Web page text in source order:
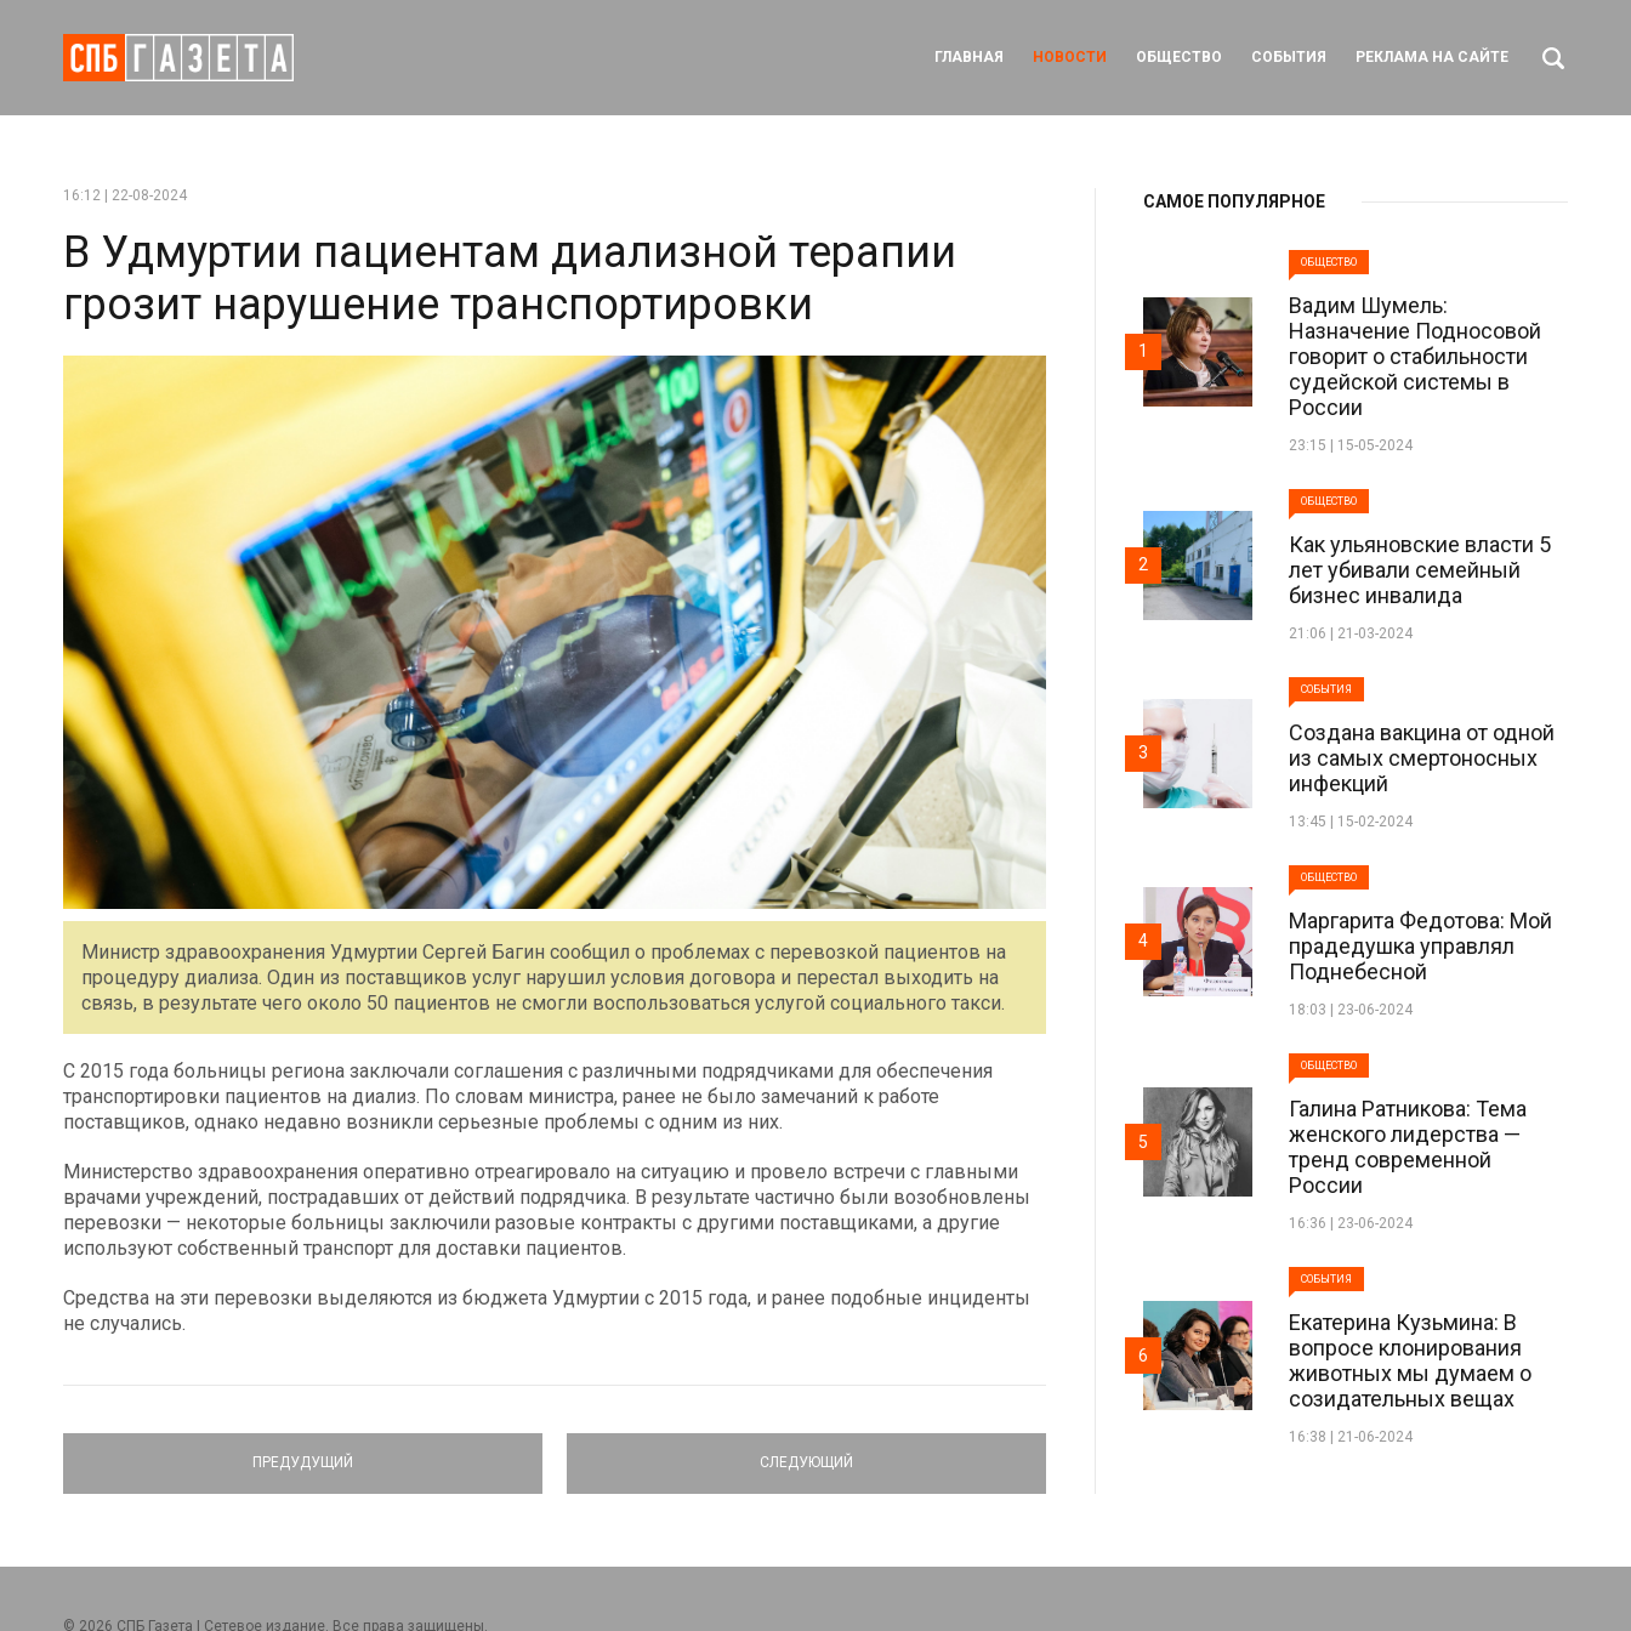
ГЛАВНАЯ НОВОСТИ ОБЩЕСТВО СОБЫТИЯ РЕКЛАМА НА САЙТЕ
16:12 | 22-08-2024
В Удмуртии пациентам диализной терапии
грозит нарушение транспортировки
Министр здравоохранения Удмуртии Сергей Багин сообщил о проблемах с перевозкой пациентов на
процедуру диализа. Один из поставщиков услуг нарушил условия договора и перестал выходить на
связь, в результате чего около 50 пациентов не смогли воспользоваться услугой социального такси.
С 2015 года больницы региона заключали соглашения с различными подрядчиками для обеспечения
транспортировки пациентов на диализ. По словам министра, ранее не было замечаний к работе
поставщиков, однако недавно возникли серьезные проблемы с одним из них.
Министерство здравоохранения оперативно отреагировало на ситуацию и провело встречи с главными
врачами учреждений, пострадавших от действий подрядчика. В результате частично были возобновлены
перевозки — некоторые больницы заключили разовые контракты с другими поставщиками, а другие
используют собственный транспорт для доставки пациентов.
Средства на эти перевозки выделяются из бюджета Удмуртии с 2015 года, и ранее подобные инциденты
не случались.
ПРЕДУДУЩИЙ СЛЕДУЮЩИЙ
САМОЕ ПОПУЛЯРНОЕ
ОБЩЕСТВО
Вадим Шумель:
Назначение Подносовой
говорит о стабильности
судейской системы в
России
23:15 | 15-05-2024
1
ОБЩЕСТВО
Как ульяновские власти 5
лет убивали семейный
бизнес инвалида
21:06 | 21-03-2024
2
СОБЫТИЯ
Создана вакцина от одной
из самых смертоносных
инфекций
13:45 | 15-02-2024
3
ОБЩЕСТВО
Маргарита Федотова: Мой
прадедушка управлял
Поднебесной
18:03 | 23-06-2024
4
ОБЩЕСТВО
Галина Ратникова: Тема
женского лидерства —
тренд современной
России
16:36 | 23-06-2024
5
СОБЫТИЯ
Екатерина Кузьмина: В
вопросе клонирования
животных мы думаем о
созидательных вещах
16:38 | 21-06-2024
6
© 2026 СПБ Газета | Сетевое издание. Все права защищены.